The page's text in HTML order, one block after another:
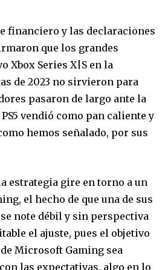
financiero y las declaraciones
que los grandes
Xbox Series X|S en la
de 2023 no sirvieron para
pasaron de largo ante la
vendió como pan caliente y
hemos señalado, por sus
estrategia gire en torno a un
el hecho de que una de sus
note débil y sin perspectiva
el ajuste, pues el objetivo
Microsoft Gaming sea
las expectativas, algo en lo